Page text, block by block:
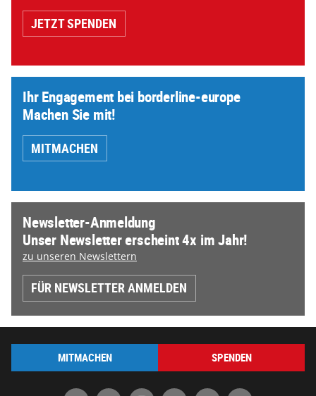
JETZT SPENDEN
Ihr Engagement bei borderline-europe
Machen Sie mit!
MITMACHEN
Newsletter-Anmeldung
Unser Newsletter erscheint 4x im Jahr!
zu unseren Newslettern
FÜR NEWSLETTER ANMELDEN
MITMACHEN SPENDEN